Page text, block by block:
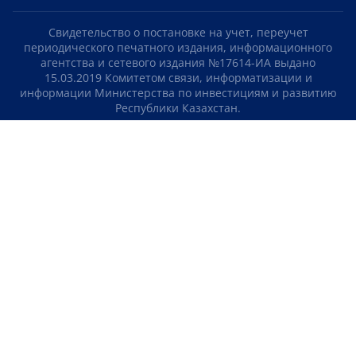
Свидетельство о постановке на учет, переучет
периодического печатного издания, информационного
агентства и сетевого издания №17614-ИА выдано
15.03.2019 Комитетом связи, информатизации и
информации Министерства по инвестициям и развитию
Республики Казахстан.